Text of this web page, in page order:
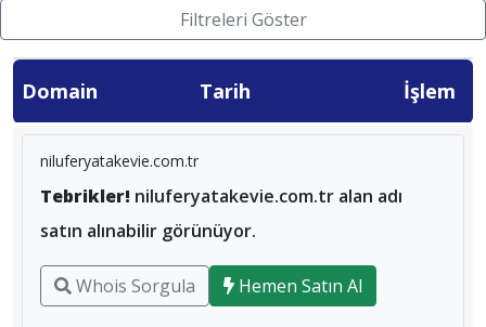
Filtreleri Göster
Domain Tarih İşlem
niluferyatakevie.com.tr
Tebrikler! niluferyatakevie.com.tr alan adı
satın alınabilir görünüyor.
Whois Sorgula Hemen Satın Al